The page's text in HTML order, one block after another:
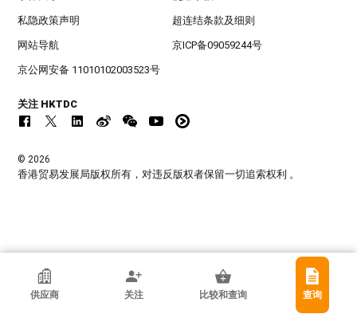
香港贸发局参展商
AL Goodwell Industries Ltd
供应商 关注 比较和查询 查询
私隐政策声明 超连结条款及细则
网站导航 京ICP备09059244号
京公网安备 11010102003523号
关注 HKTDC
© 2026
香港贸易发展局版权所有，对违反版权者保留一切追索权利 。